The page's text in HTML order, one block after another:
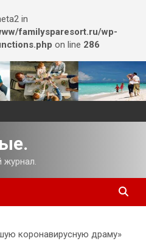
in
familysparesort.ru/wp-
on line 286
журнал.
коронавирусную драму»